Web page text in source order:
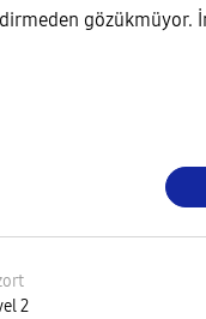
gözükmüyor.
2